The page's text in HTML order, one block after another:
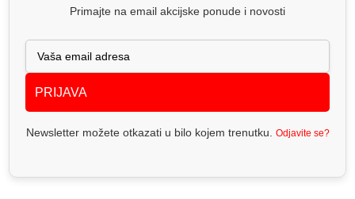
Primajte na email akcijske ponude i novosti
PRIJAVA
Newsletter možete otkazati u bilo kojem trenutku. Odjavite se?